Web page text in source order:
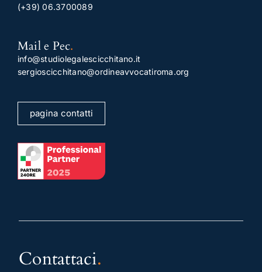
(+39) 06.3700089
Mail e Pec.
info@studiolegalescicchitano.it
sergioscicchitano@ordineavvocatiroma.org
pagina contatti
Contattaci.